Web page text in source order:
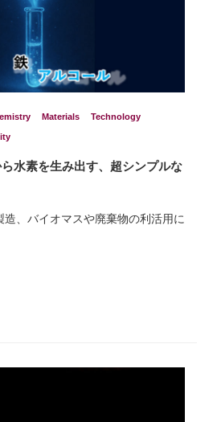
Materials Technology
水素を生み出す、超シンプルな
、バイオマスや廃棄物の利活用に